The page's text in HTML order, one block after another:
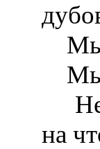
Мы
Мы
Не
на